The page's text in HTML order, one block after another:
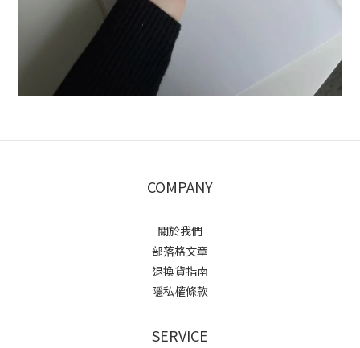
COMPANY
關於我們
部落格文章
退換貨指南
隱私權條款
SERVICE